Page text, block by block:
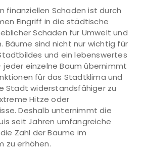
finanziellen Schaden ist durch
Eingriff in die städtische
Schaden für Umwelt und
Bäume sind nicht nur wichtig für
und ein lebenswertes
jeder einzelne Baum übernimmt
für das Stadtklima und
Stadt widerstandsfähiger zu
Hitze oder
Deshalb unternimmt die
seit Jahren umfangreiche
Zahl der Bäume im
zu erhöhen.